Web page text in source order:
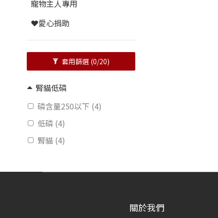
寵物主人專用
❤️愛心捐助
套用篩選 (0/20)
腎貓低磷
磷含量250以下 (4)
低磷 (4)
腎貓 (4)
關於我們